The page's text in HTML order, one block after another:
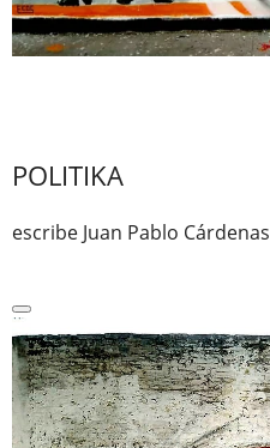
POLITIKA
escribe Juan Pablo Cárdenas